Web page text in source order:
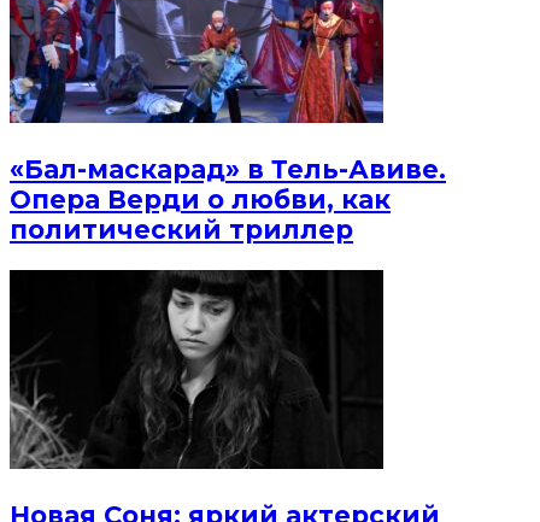
«Бал-маскарад» в Тель-Авиве.
Опера Верди о любви, как
политический триллер
Новая Соня: яркий актерский